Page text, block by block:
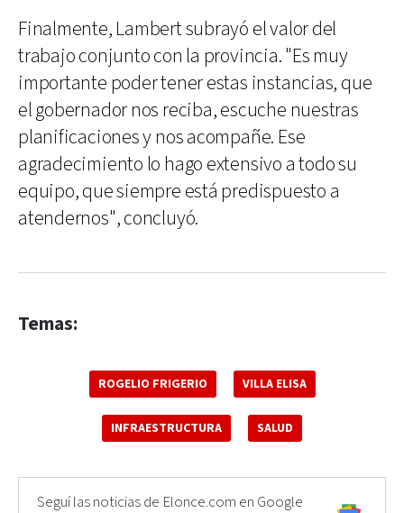
Finalmente, Lambert subrayó el valor del
trabajo conjunto con la provincia. "Es muy
importante poder tener estas instancias, que
el gobernador nos reciba, escuche nuestras
planificaciones y nos acompañe. Ese
agradecimiento lo hago extensivo a todo su
equipo, que siempre está predispuesto a
atendernos", concluyó.
Temas:
ROGELIO FRIGERIO VILLA ELISA
INFRAESTRUCTURA SALUD
Seguí las noticias de Elonce.com en Google